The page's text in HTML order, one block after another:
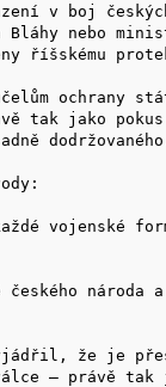
v boj
Bláhy nebo
říšskému
ochrany
tak jako
vojenské
národa
že je
— právě tak